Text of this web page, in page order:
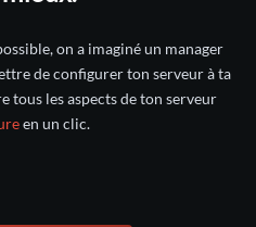
conservée pendant 6 mois
on a imaginé un manager
de configurer ton serveur à ta
tous les aspects de ton serveur
en un clic.